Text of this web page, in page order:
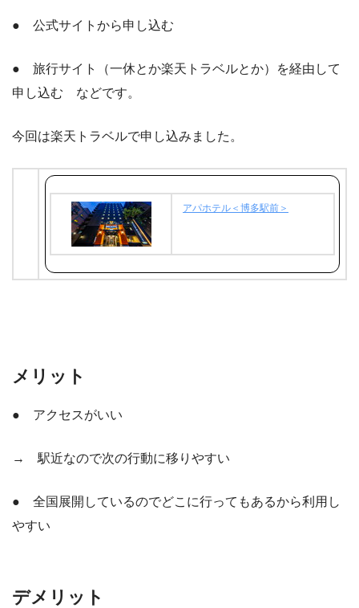
● 公式サイトから申し込む
● 旅行サイト（一休とか楽天トラベルとか）を経由して
申し込む などです。
今回は楽天トラベルで申し込みました。
アパホテル＜博多駅前＞
メリット
● アクセスがいい
→ 駅近なので次の行動に移りやすい
● 全国展開しているのでどこに行ってもあるから利用し
やすい
デメリット